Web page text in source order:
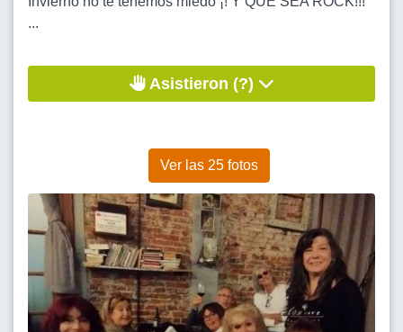
...
Asistieron (?)
Ver las 25 fotos